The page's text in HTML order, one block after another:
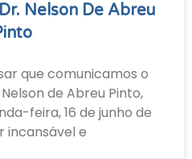
Nelson De Abreu
que comunicamos o
de Abreu Pinto,
feira, 16 de junho de
incansável e